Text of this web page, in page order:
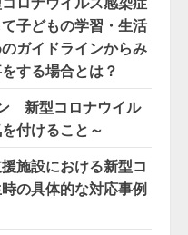
子どもの学習・生活
ガイドラインからみ
する場合とは？
ン 新型コロナウイル
付けること～
施設における新型コ
の具体的な対応事例